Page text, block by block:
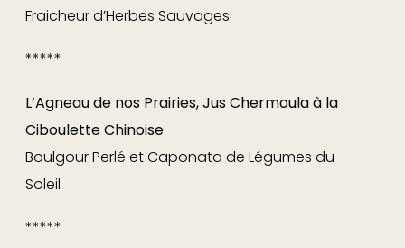
L'histoire
Offre d'emploi
Bon cadeau
Équipe
Contact
Fraicheur d’Herbes Sauvages
*****
L’Agneau de nos Prairies, Jus Chermoula à la
Ciboulette Chinoise
Boulgour Perlé et Caponata de Légumes du
Soleil
*****
2ème assiette
Primeurs Sautés €85,-
Jus de Cuisson Monté au Beurre d’Estragon
~Turbot Rôti, Mousseline de Ratte et
Bouillon de Crevettes Grises